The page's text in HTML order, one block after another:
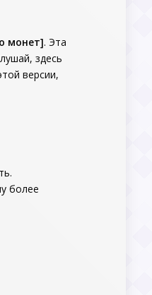
монет]. Эта
здесь
версии,
более